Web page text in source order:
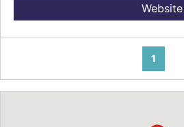
Website
1